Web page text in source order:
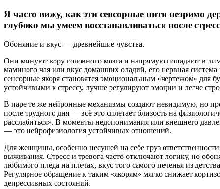
Я часто вижу, как эти сенсорные нити незримо
глубоко мы умеем восстанавливаться после
Обоняние и вкус — древнейшие чувства.
Они минуют кору головного мозга и напрямую попадают в
маминого чая или вкус домашних оладий, его нервная
сенсорные якоря становятся эмоциональным «чертежом» для
устойчивыми к стрессу, лучше регулируют эмоции и легче
В паре те же нейронные механизмы создают невидимую, но
после трудного дня — всё это сплетает близость на
расслабиться». В моменты недопонимания или внешнего
— это нейрофизиология устойчивых отношений.
Для женщины, особенно несущей на себе груз
выживания. Стресс и тревога часто отключают логику, но
любимого пледа на плечах, вкус того самого печенья из
Регулярное обращение к таким «якорям» мягко снижает
депрессивных состояний.